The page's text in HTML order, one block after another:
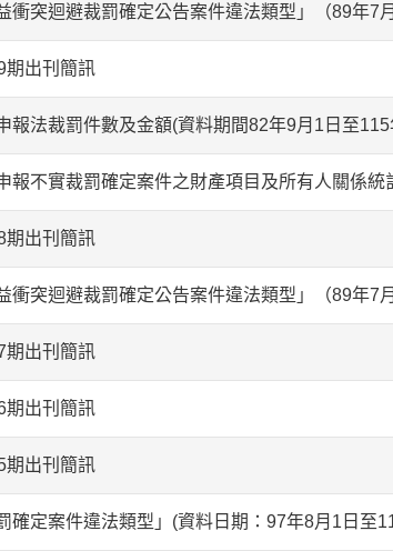
衝突迴避裁罰確定公告案件違法類型」（89年7
期出刊簡訊
報法裁罰件數及金額(資料期間82年9月1日至
報不實裁罰確定案件之財產項目及所有人關係
期出刊簡訊
衝突迴避裁罰確定公告案件違法類型」（89年7
期出刊簡訊
期出刊簡訊
期出刊簡訊
確定案件違法類型」(資料日期：97年8月1日至